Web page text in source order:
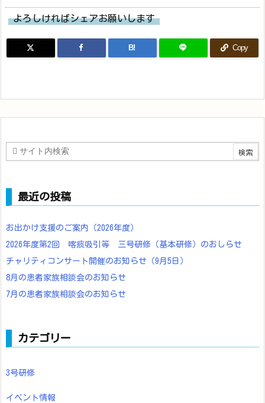
よろしければシェアお願いします
B! Copy
最近の投稿
お出かけ支援のご案内（2026年度）
2026年度第2回 喀痰吸引等 三号研修（基本研修）のおしらせ
チャリティコンサート開催のお知らせ（9月5日）
8月の患者家族相談会のお知らせ
7月の患者家族相談会のお知らせ
カテゴリー
3号研修
イベント情報